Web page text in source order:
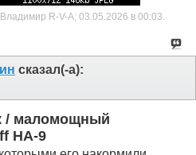
R-V-A; 03.05.2026 в 00:03
сказал(-а):
/ маломощный
HA-9